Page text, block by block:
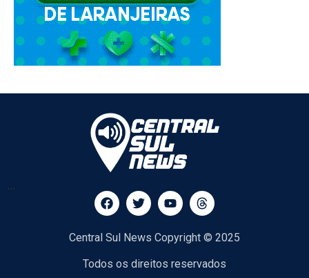
...
Central Sul News Copyright © 2025
Todos os direitos reservados